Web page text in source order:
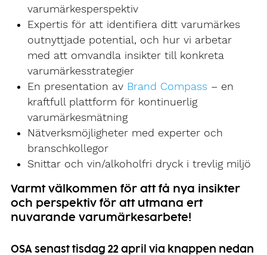
varumärkesperspektiv
Expertis för att identifiera ditt varumärkes
outnyttjade potential, och hur vi arbetar
med att omvandla insikter till konkreta
varumärkesstrategier
En presentation av Brand Compass – en
kraftfull plattform för kontinuerlig
varumärkesmätning
Nätverksmöjligheter med experter och
branschkollegor
Snittar och vin/alkoholfri dryck i trevlig miljö
Varmt välkommen för att få nya insikter
och perspektiv för att utmana ert
nuvarande varumärkesarbete!
OSA senast tisdag 22 april via knappen nedan